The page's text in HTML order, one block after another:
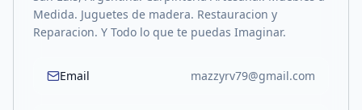
Medida. Juguetes de madera. Restauracion y
Reparacion. Y Todo lo que te puedas Imaginar.
Email mazzyrv79@gmail.com